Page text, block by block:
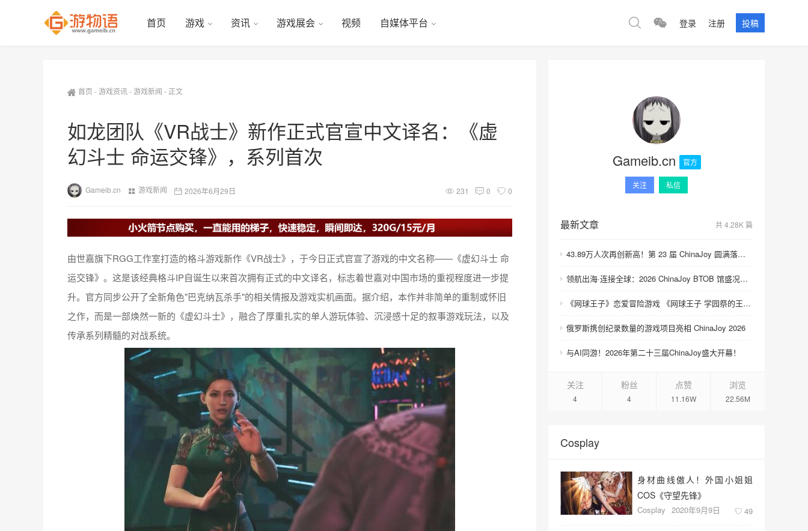
首页 游戏 资讯 游戏展会 视频 自媒体平台 登录 注册 投稿
首页 -游戏资讯-游戏新闻 - 正文
如龙团队《VR战士》新作正式官宣中文译名：《虚
幻斗士 命运交锋》，系列首次
Gameib.cn 游戏新闻 2026年6月29日 231 0 0
由世嘉旗下RGG工作室打造的格斗游戏新作《VR战士》，于今日正式官宣了游戏的中文名称——《虚幻斗士 命
运交锋》。这是该经典格斗IP自诞生以来首次拥有正式的中文译名，标志着世嘉对中国市场的重视程度进一步提
升。官方同步公开了全新角色"巴克纳瓦杀手"的相关情报及游戏实机画面。据介绍，本作并非简单的重制或怀旧
之作，而是一部焕然一新的《虚幻斗士》，融合了厚重扎实的单人游玩体验、沉浸感十足的叙事游戏玩法，以及
传承系列精髓的对战系统。
Gameib.cn 官方
关注 私信
最新文章 共 4.28K 篇
43.89万人次再创新高！第 23 届 ChinaJoy 圆满落幕：感谢有你，共赴这场“与 AI 同游”的盛夏之约
领航出海·连接全球：2026 ChinaJoy BTOB 馆盛况空前
《网球王子》恋爱冒险游戏 《网球王子 学园祭的王子们 ♡-40 and more…》与《网球王子 心跳求生 Tie break ♡game》发售
俄罗斯携创纪录数量的游戏项目亮相 ChinaJoy 2026
与AI同游！2026年第二十三届ChinaJoy盛大开幕！
关注
4
粉丝
4
点赞
11.16W
浏览
22.56M
Cosplay
身材曲线傲人！外国小姐姐
COS《守望先锋》
Cosplay 2020年9月9日 49